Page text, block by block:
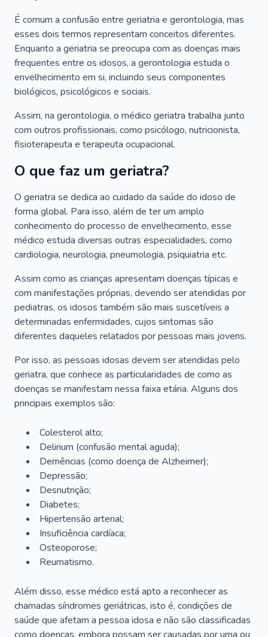
É comum a confusão entre geriatria e gerontologia, mas
esses dois termos representam conceitos diferentes.
Enquanto a geriatria se preocupa com as doenças mais
frequentes entre os idosos, a gerontologia estuda o
envelhecimento em si, incluindo seus componentes
biológicos, psicológicos e sociais.
Assim, na gerontologia, o médico geriatra trabalha junto
com outros profissionais, como psicólogo, nutricionista,
fisioterapeuta e terapeuta ocupacional.
O que faz um geriatra?
O geriatra se dedica ao cuidado da saúde do idoso de
forma global. Para isso, além de ter um amplo
conhecimento do processo de envelhecimento, esse
médico estuda diversas outras especialidades, como
cardiologia, neurologia, pneumologia, psiquiatria etc.
Assim como as crianças apresentam doenças típicas e
com manifestações próprias, devendo ser atendidas por
pediatras, os idosos também são mais suscetíveis a
determinadas enfermidades, cujos sintomas são
diferentes daqueles relatados por pessoas mais jovens.
Por isso, as pessoas idosas devem ser atendidas pelo
geriatra, que conhece as particularidades de como as
doenças se manifestam nessa faixa etária. Alguns dos
principais exemplos são:
Colesterol alto;
Delirium (confusão mental aguda);
Demências (como doença de Alzheimer);
Depressão;
Desnutrição;
Diabetes;
Hipertensão arterial;
Insuficiência cardíaca;
Osteoporose;
Reumatismo.
Além disso, esse médico está apto a reconhecer as
chamadas síndromes geriátricas, isto é, condições de
saúde que afetam a pessoa idosa e não são classificadas